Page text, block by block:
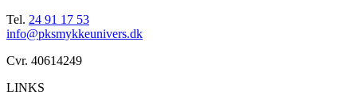
Tel. 24 91 17 53
info@pksmykkeunivers.dk
Cvr. 40614249
LINKS